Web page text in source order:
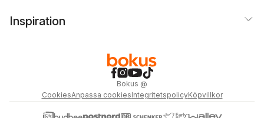
Inspiration
Bokus @
CookiesAnpassa cookiesIntegritetspolicyKöpvillkor